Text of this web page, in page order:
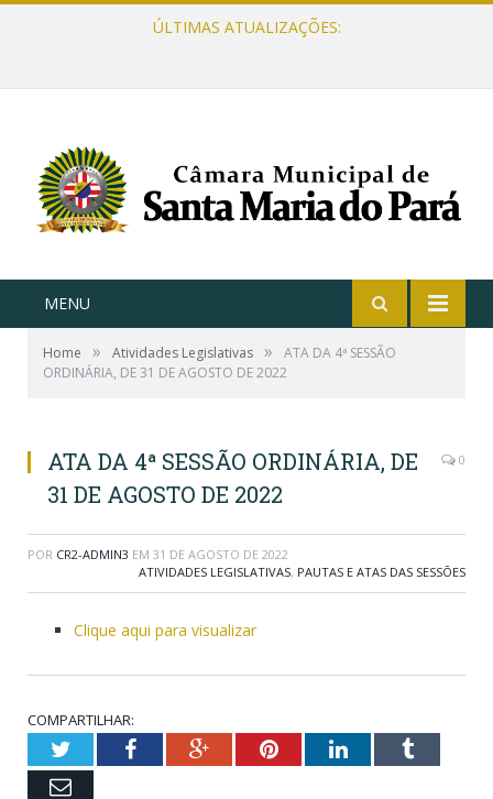
ÚLTIMAS ATUALIZAÇÕES:
MENU
Home » Atividades Legislativas »
ATA DA 4ª SESSÃO
ORDINÁRIA, DE 31 DE AGOSTO DE 2022
ATA DA 4ª SESSÃO ORDINÁRIA, DE
31 DE AGOSTO DE 2022
0
POR CR2-ADMIN3 EM 31 DE AGOSTO DE 2022
ATIVIDADES LEGISLATIVAS, PAUTAS E ATAS DAS SESSÕES
Clique aqui para visualizar
COMPARTILHAR:
TwitterFacebookGoogle+PinterestLinkedInTumblr
Email